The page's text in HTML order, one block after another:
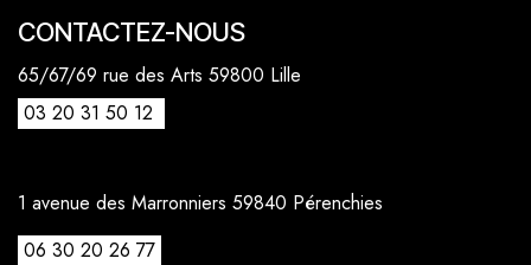
CONTACTEZ-NOUS
65/67/69 rue des Arts 59800 Lille
03 20 31 50 12
1 avenue des Marronniers 59840 Pérenchies
06 30 20 26 77